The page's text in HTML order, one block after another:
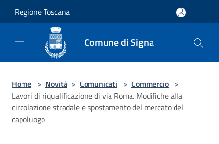
Regione Toscana
Comune di Signa
Home > Novità > Comunicati > Commercio >
Lavori di riqualificazione di via Roma. Modifiche alla
circolazione stradale e spostamento del mercato del
capoluogo